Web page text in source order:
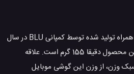
BLU Vivo Go گوشی تلفن همراه تولید شده توسط کمپانی BLU در سال
2018 است. وزن کل بدنه این محصول دقیقا 155 گرم است. علاقه
وزن، از وزن این گوشی موبایل